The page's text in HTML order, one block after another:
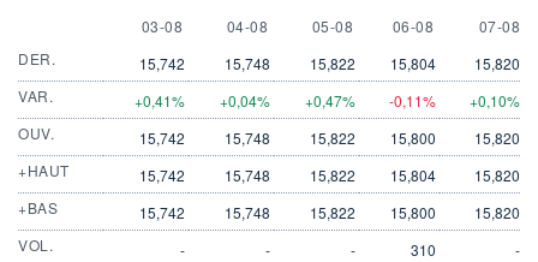
3 AUGUST
03-08 4 AUGUST
04-08 5 AUGUST
05-08 6 AUGUST
06-08 7
07-08
DER.
15,742 15,748 15,822 15,804
15,820
VAR.
+0,41% +0,04% +0,47% -0,11%
+0,10%
OUV.
15,742 15,748 15,822 15,800
15,820
+HAUT
15,742 15,748 15,822 15,804
15,820
+BAS
15,742 15,748 15,822 15,800
15,820
VOL.
- - - 310 -